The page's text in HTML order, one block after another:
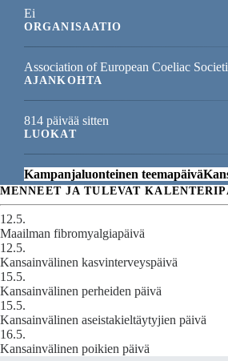
Ei
ORGANISAATIO
Association of European Coeliac
AJANKOHTA
814 päivää sitten
LUOKAT
Kampanjaluonteinen teemapäivä
MENNEET JA TULEVAT
12.5.
Maailman fibromyalgiapäivä
12.5.
Kansainvälinen kasvinterveyspäivä
15.5.
Kansainvälinen perheiden päivä
15.5.
Kansainvälinen aseistakieltäytyjien päivä
16.5.
Kansainvälinen poikien päivä